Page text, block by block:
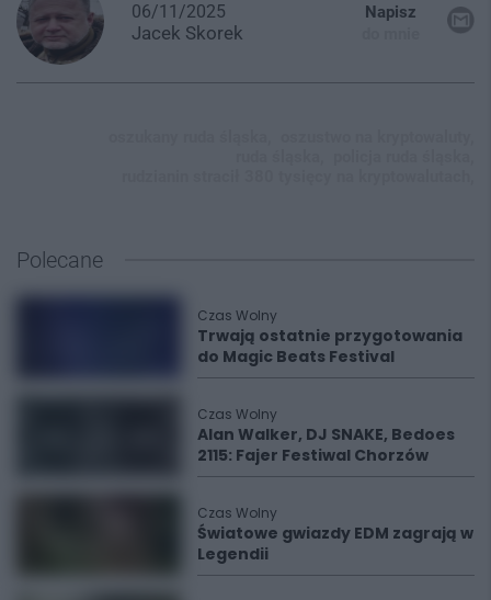
06/11/2025
Jacek Skorek
Napisz
Polecane
Czas Wolny
Trwają ostatnie przygotowania
do Magic Beats Festival
Czas Wolny
Alan Walker, DJ SNAKE, Bedoes
2115: Fajer Festiwal Chorzów
Czas Wolny
Światowe gwiazdy EDM zagrają w
Legendii